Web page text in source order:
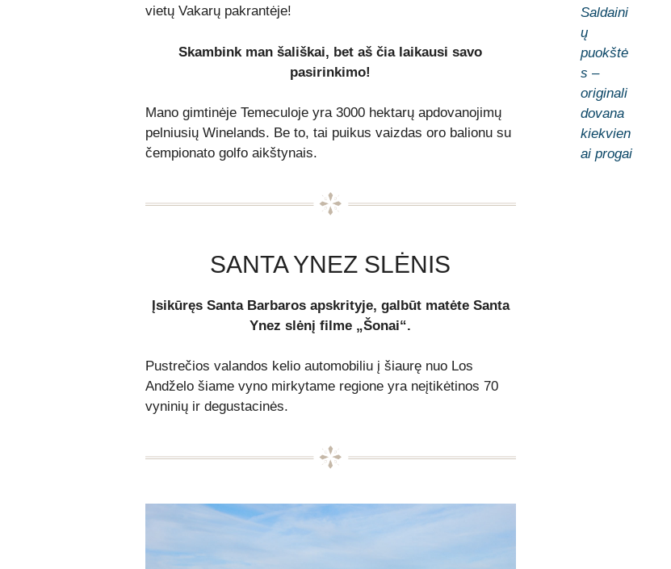
vietų Vakarų pakrantėje!
Skambink man šališkai, bet aš čia laikausi savo
pasirinkimo!
Mano gimtinėje Temeculoje yra 3000 hektarų apdovanojimų
pelniusių Winelands. Be to, tai puikus vaizdas oro balionu su
čempionato golfo aikštynais.
SANTA YNEZ SLĖNIS
Įsikūręs Santa Barbaros apskrityje, galbūt matėte Santa
Ynez slėnį filme „Šonai“.
Pustrečios valandos kelio automobiliu į šiaurę nuo Los
Andželo šiame vyno mirkytame regione yra neįtikėtinos 70
vyninių ir degustacinės.
Saldaini
ų
puokštė
s –
originali
dovana
kiekvien
ai progai